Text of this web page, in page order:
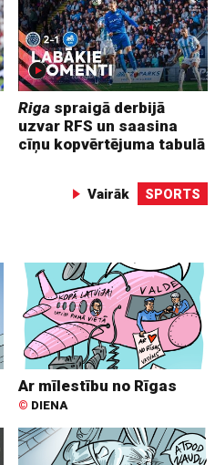
Riga spraigā derbijā
uzvar RFS un saasina
cīņu kopvērtējuma tabulā
Vairāk SPORTS
Ar mīlestību no Rīgas
© DIENA